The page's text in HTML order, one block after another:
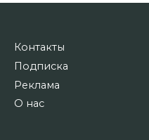
Контакты
Подписка
Реклама
О нас